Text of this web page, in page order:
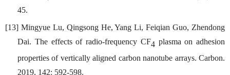
45.
[13] Mingyue Lu, Qingsong He, Yang Li, Feiqian Guo, Zhendong
Dai. The effects of radio-frequency CF4 plasma on adhesion
properties of vertically aligned carbon nanotube arrays. Carbon.
2019, 142: 592-598.